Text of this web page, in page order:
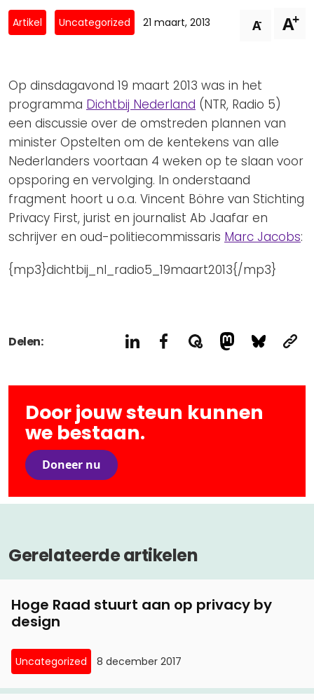
PSD2-me-niet
Nieuwsbrieven
Privacybeleid
ANBI Status
Playlist
Artikel Uncategorized 21 maart, 2013 A- A+
Op dinsdagavond 19 maart 2013 was in het
programma Dichtbij Nederland (NTR, Radio 5)
een discussie over de omstreden plannen van
minister Opstelten om de kentekens van alle
Nederlanders voortaan 4 weken op te slaan voor
opsporing en vervolging. In onderstaand
fragment hoort u o.a. Vincent Böhre van Stichting
Privacy First, jurist en journalist Ab Jaafar en
schrijver en oud-politiecommissaris Marc Jacobs:
{mp3}dichtbij_nl_radio5_19maart2013{/mp3}
Delen:
Door jouw steun kunnen
we bestaan.
Doneer nu
Gerelateerde artikelen
Hoge Raad stuurt aan op privacy by
design
Uncategorized 8 december 2017